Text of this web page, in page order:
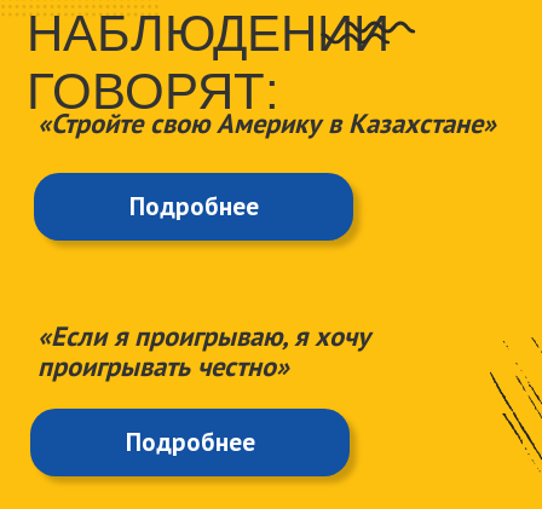
4 выпускника Базового курса
запустили свои правозащитные
проекты.